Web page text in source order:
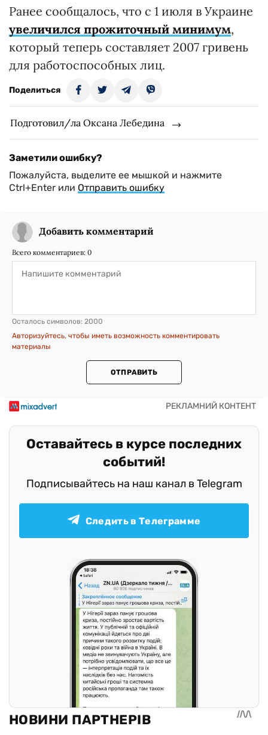
Ранее сообщалось, что с 1 июля в Украине
увеличился прожиточный минимум,
который теперь составляет 2007 гривень
для работоспособных лиц.
Поделиться
Подготовил/ла Оксана Лебедина
Заметили ошибку?
Пожалуйста, выделите ее мышкой и нажмите
Ctrl+Enter или Отправить ошибку
Добавить комментарий
Всего комментариев: 0
Осталось символов: 2000
Авторизуйтесь, чтобы иметь возможность комментировать
материалы
ОТПРАВИТЬ
Оставайтесь в курсе последних
событий!
Подписывайтесь на наш канал в Telegram
Следить в Телеграмме